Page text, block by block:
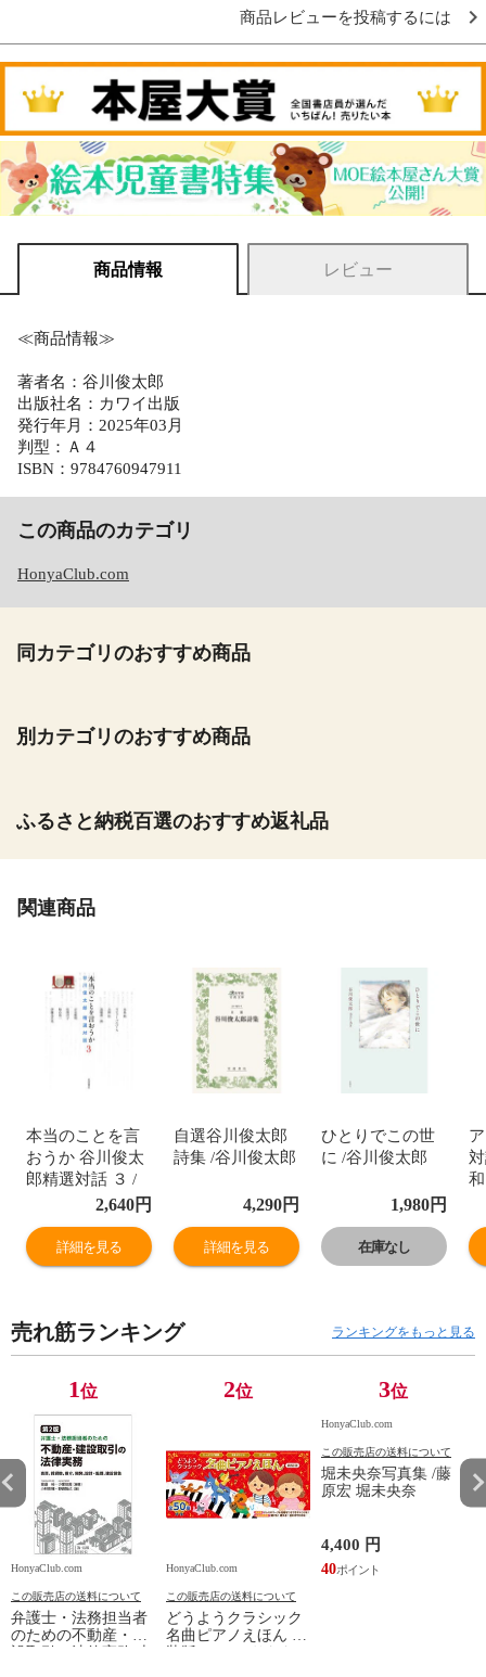
商品レビューを投稿するには
商品情報 レビュー
≪商品情報≫
著者名：谷川俊太郎
出版社名：カワイ出版
発行年月：2025年03月
判型：Ａ４
ISBN：9784760947911
この商品のカテゴリ
HonyaClub.com
同カテゴリのおすすめ商品
別カテゴリのおすすめ商品
ふるさと納税百選のおすすめ返礼品
関連商品
本当のことを言
おうか 谷川俊太
郎精選対話 ３ /
谷川俊太郎2,640円
詳細を見る
自選谷川俊太郎
詩集 /谷川俊太郎
4,290円
詳細を見る
ひとりでこの世
に /谷川俊太郎
1,980円
在庫なし
売れ筋ランキング ランキングをもっと見る
1位
HonyaClub.com
この販売店の送料について
弁護士・法務担当者
のための不動産・建
2位
HonyaClub.com
この販売店の送料について
どうようクラシック
名曲ピアノえほん 新
3位
HonyaClub.com
この販売店の送料について
堀未央奈写真集 /藤
原宏 堀未央奈
4,400 円
40